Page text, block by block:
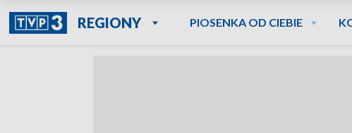
REGIONY PIOSENKA OD CIEBIE